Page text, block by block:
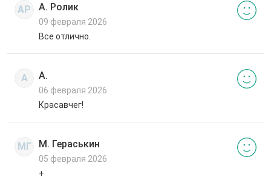
АР А. Ролик
09 февраля 2026
Все отлично.
А А.
06 февраля 2026
Красавчег!
МГ М. Гераськин
05 февраля 2026
+